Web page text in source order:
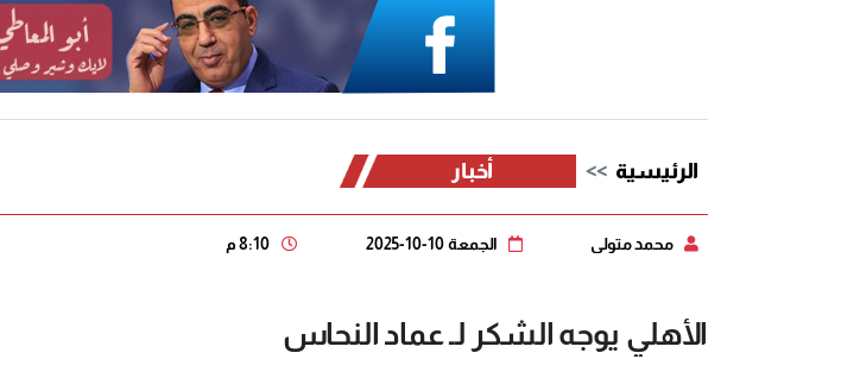
الرئيسية أخبار
محمد متولي الجمعة 10-10-2025 8:10 م
الأهلي يوجه الشكر لـ عماد النحاس